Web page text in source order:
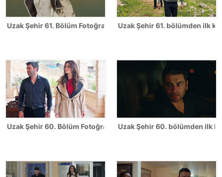
Uzak Şehir 61. Bölüm Fotoğrafları Uzak Şehir 61. bölümden ilk
Uzak Şehir 60. Bölüm FotoğraflarıUzak Şehir 60. bölümden ilk